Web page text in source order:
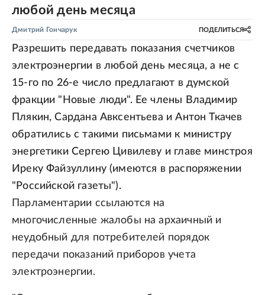
любой день месяца
Дмитрий Гончарук ПОДЕЛИТЬСЯ
Разрешить передавать показания счетчиков
электроэнергии в любой день месяца, а не с
15-го по 26-е число предлагают в думской
фракции "Новые люди". Ее члены Владимир
Плякин, Сардана Авксентьева и Антон Ткачев
обратились с такими письмами к министру
энергетики Сергею Цивилеву и главе минстроя
Иреку Файзуллину (имеются в распоряжении
"Российской газеты").
Парламентарии ссылаются на
многочисленные жалобы на архаичный и
неудобный для потребителей порядок
передачи показаний приборов учета
электроэнергии.